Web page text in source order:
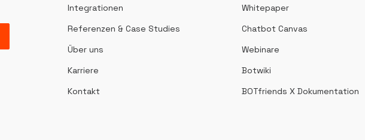
Integrationen
Referenzen & Case Studies
Über uns
Karriere
Kontakt
Whitepaper
Chatbot Canvas
Webinare
Botwiki
BOTfriends X Dokumentation